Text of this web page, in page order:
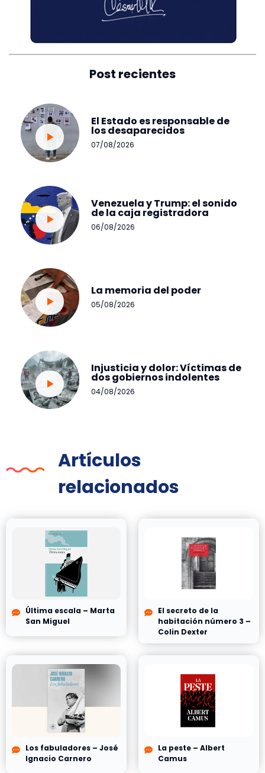
Post recientes
El Estado es responsable de
los desaparecidos
07/08/2026
Venezuela y Trump: el sonido
de la caja registradora
06/08/2026
La memoria del poder
05/08/2026
Injusticia y dolor: Víctimas de
dos gobiernos indolentes
04/08/2026
Artículos
relacionados
Última escala – Marta
San Miguel
El secreto de la
habitación número 3 –
Colin Dexter
Los fabuladores – José
Ignacio Carnero
La peste – Albert
Camus